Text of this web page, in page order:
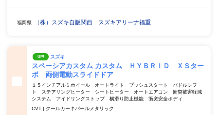
福岡県 （株）スズキ自販関西 スズキアリーナ福重
UP! スズキ
スペーシアカスタム カスタム ＨＹＢＲＩＤ ＸＳター
ボ 両側電動スライドドア
１５インチアルミホイール オートライト プッシュスタート パドルシフ
ト ステアリングヒーター シートヒーター オートエアコン 衝突被害軽減
システム アイドリングストップ 横滑り防止機能 衝突安全ボディ
CVT | クールカーキパールメタリック